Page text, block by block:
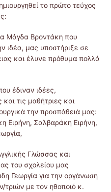
το πρώτο τεύχος
Μάγδα Βροντάκη που
ιδέα, μας υποστήριξε σε
και έλυνε πρόθυμα πολλά
έδιναν ιδέες,
τις μαθήτριες και
την προσπάθειά μας:
Ειρήνη, Σαλβαράκη Ειρήνη,
Γλώσσας και
του σχολείου μας
Γεωργία για την οργάνωση
με τον ηθοποιό κ.